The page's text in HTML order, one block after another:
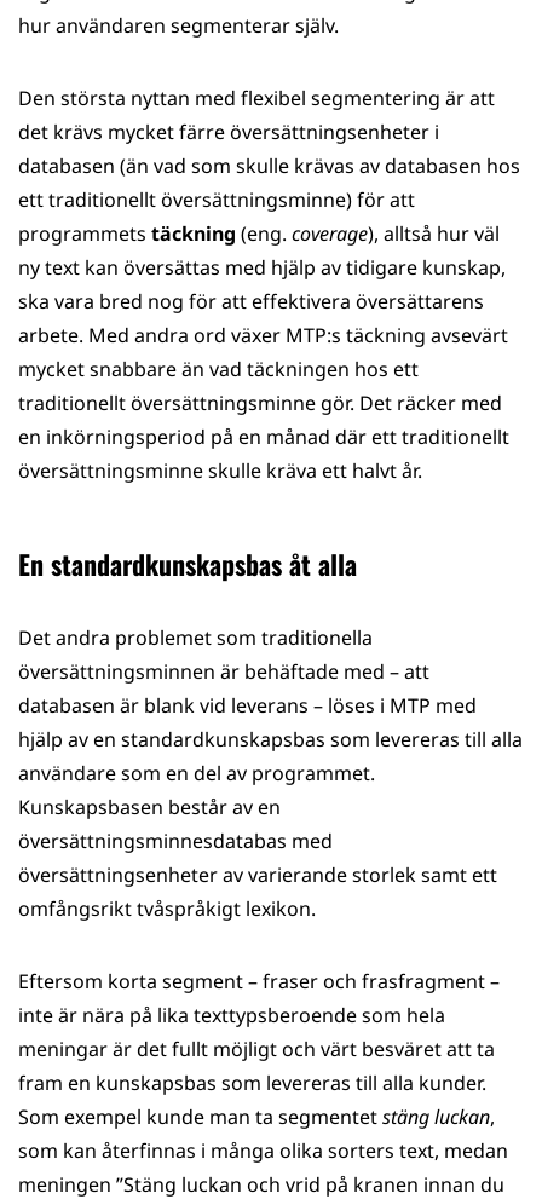
hur användaren segmenterar själv.
Den största nyttan med flexibel segmentering är att
det krävs mycket färre översättningsenheter i
databasen (än vad som skulle krävas av databasen hos
ett traditionellt översättningsminne) för att
programmets täckning (eng. coverage), alltså hur väl
ny text kan översättas med hjälp av tidigare kunskap,
ska vara bred nog för att effektivera översättarens
arbete. Med andra ord växer MTP:s täckning avsevärt
mycket snabbare än vad täckningen hos ett
traditionellt översättningsminne gör. Det räcker med
en inkörningsperiod på en månad där ett traditionellt
översättningsminne skulle kräva ett halvt år.
En standardkunskapsbas åt alla
Det andra problemet som traditionella
översättningsminnen är behäftade med – att
databasen är blank vid leverans – löses i MTP med
hjälp av en standardkunskapsbas som levereras till alla
användare som en del av programmet.
Kunskapsbasen består av en
översättningsminnesdatabas med
översättningsenheter av varierande storlek samt ett
omfångsrikt tvåspråkigt lexikon.
Eftersom korta segment – fraser och frasfragment –
inte är nära på lika texttypsberoende som hela
meningar är det fullt möjligt och värt besväret att ta
fram en kunskapsbas som levereras till alla kunder.
Som exempel kunde man ta segmentetstäng luckan,
som kan återfinnas i många olika sorters text, medan
meningen ”Stäng luckan och vrid på kranen innan du